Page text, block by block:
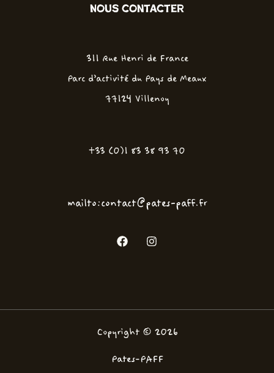
Nous contacter
311 Rue Henri de France
Parc d'activité du Pays de Meaux
77124 Villenoy
+33 (0)1 83 38 93 70
mailto:contact@pates-paff.fr
Copyright © 2026
Pates-PAFF